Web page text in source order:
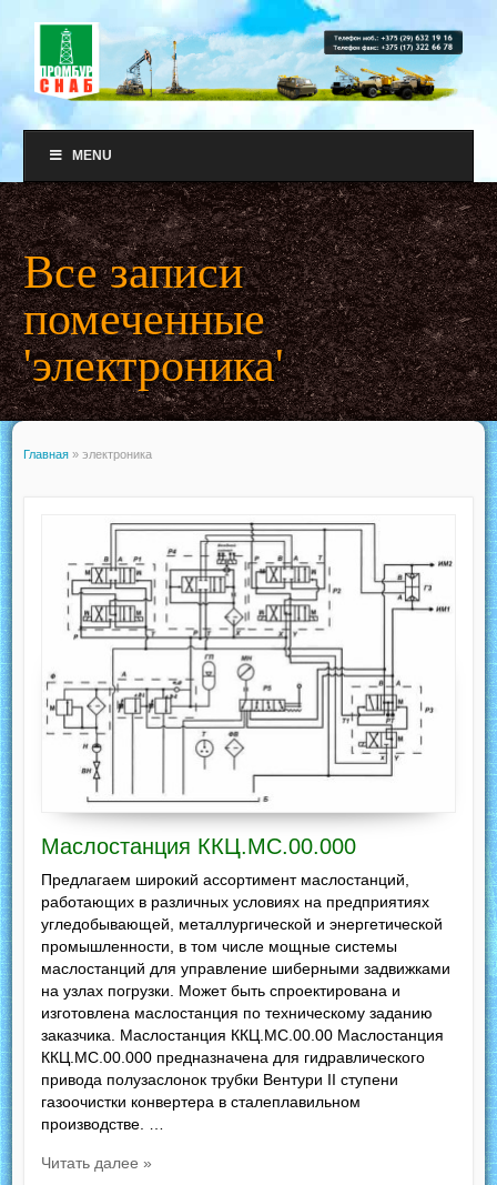
MENU
Все записи
помеченные
'электроника'
Главная » электроника
Маслостанция ККЦ.МС.00.000
Предлагаем широкий ассортимент маслостанций,
работающих в различных условиях на предприятиях
угледобывающей, металлургической и энергетической
промышленности, в том числе мощные системы
маслостанций для управление шиберными задвижками
на узлах погрузки. Может быть спроектирована и
изготовлена маслостанция по техническому заданию
заказчика. Маслостанция ККЦ.МС.00.00 Маслостанция
ККЦ.МС.00.000 предназначена для гидравлического
привода полузаслонок трубки Вентури II ступени
газоочистки конвертера в сталеплавильном
производстве. …
Читать далее »